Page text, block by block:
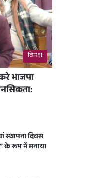
विपक्ष
भाजपा
स्थापना दिवस
के रूप में मनाया